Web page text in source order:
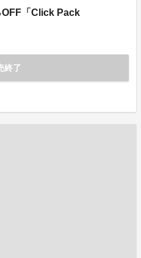
OFF「Click Pack
終了